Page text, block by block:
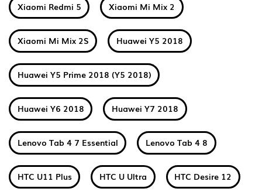
Xiaomi Redmi 5 Xiaomi Mi Mix 2
Xiaomi Mi Mix 2S Huawei Y5 2018
Huawei Y5 Prime 2018 (Y5 2018)
Huawei Y6 2018 Huawei Y7 2018
Lenovo Tab 4 7 Essential Lenovo Tab 4 8
HTC U11 Plus HTC U Ultra HTC Desire 12